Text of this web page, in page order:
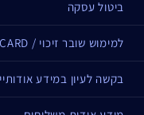
ביטול עסקה
למימוש שובר זיכוי / GIFT CARD
בקשה לעיון במידע אודותיי